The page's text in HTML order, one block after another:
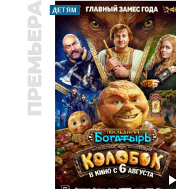
ПРЕМЬЕРА ДЕТЯМ